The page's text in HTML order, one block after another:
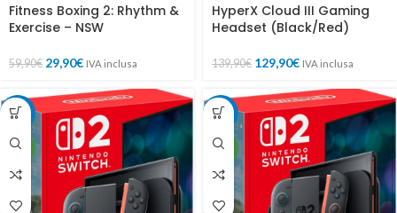
Fitness Boxing 2: Rhythm &
Exercise – NSW
59,90€ 29,90€ IVA inclusa
HyperX Cloud III Gaming
Headset (Black/Red)
139,90€ 129,90€ IVA inclusa
-8%
NEW
-7%
NEW